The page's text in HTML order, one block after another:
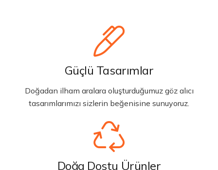
Güçlü Tasarımlar
Doğadan ilham aralara oluşturduğumuz göz alıcı
tasarımlarımızı sizlerin beğenisine sunuyoruz.
Doğa Dostu Ürünler